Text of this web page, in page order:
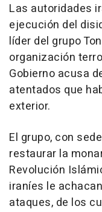
Las autoridades
ejecución del
líder del grupo
organización
Gobierno acusa
atentados que
exterior.
El grupo, con
restaurar la
Revolución
iraníes le
ataques, de los